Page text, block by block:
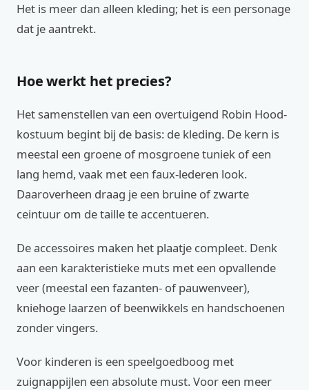
Het is meer dan alleen kleding; het is een personage
dat je aantrekt.
Hoe werkt het precies?
Het samenstellen van een overtuigend Robin Hood-
kostuum begint bij de basis: de kleding. De kern is
meestal een groene of mosgroene tuniek of een
lang hemd, vaak met een faux-lederen look.
Daaroverheen draag je een bruine of zwarte
ceintuur om de taille te accentueren.
De accessoires maken het plaatje compleet. Denk
aan een karakteristieke muts met een opvallende
veer (meestal een fazanten- of pauwenveer),
kniehoge laarzen of beenwikkels en handschoenen
zonder vingers.
Voor kinderen is een speelgoedboog met
zuignappijlen een absolute must. Voor een meer